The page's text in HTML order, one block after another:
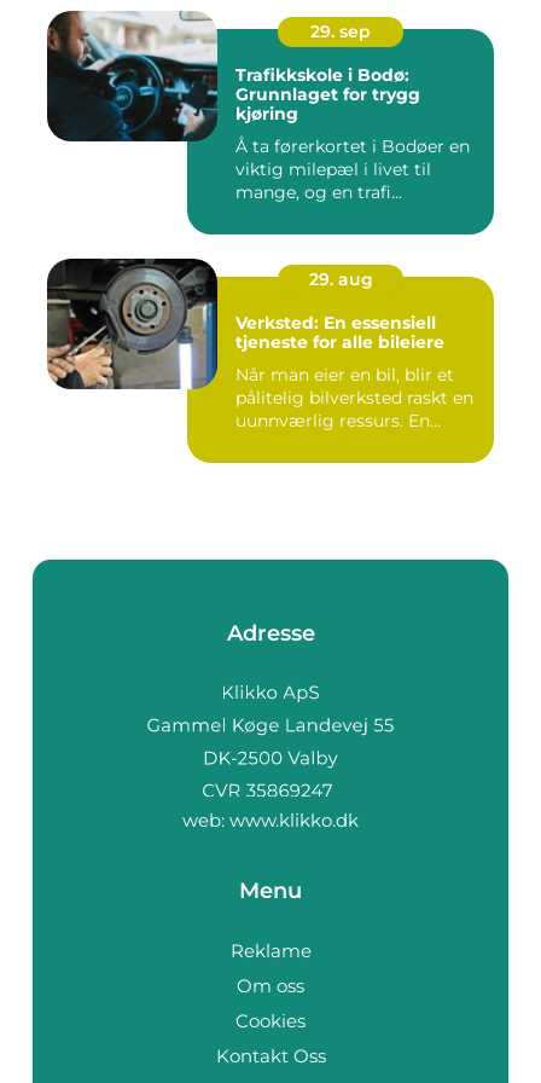
29. sep
Trafikkskole i Bodø:
Grunnlaget for trygg
kjøring
Å ta førerkortet i Bodøer en
viktig milepæl i livet til
mange, og en trafi...
29. aug
Verksted: En essensiell
tjeneste for alle bileiere
Når man eier en bil, blir et
pålitelig bilverksted raskt en
uunnværlig ressurs. En...
Adresse
web: www.klikko.dk
Menu
Reklame
Om oss
Cookies
Kontakt Oss